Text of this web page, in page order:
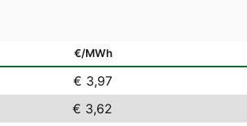
€/MWh
€ 3,97
€ 3,62